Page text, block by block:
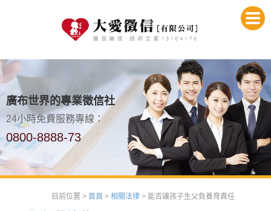
廣布世界的專業徵信社
24小時免費服務專線：
0800-8888-73
目前位置 > 首頁 > 相關法律 > 能否讓孩子生父負養育責任